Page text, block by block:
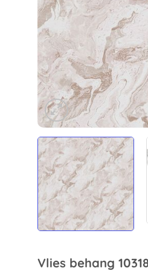
Vlies behang